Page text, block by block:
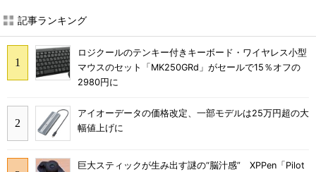
記事ランキング
ロジクールのテンキー付きキーボード・ワイヤレス小型
マウスのセット「MK250GRd」がセールで15％オフの
2980円に
アイオーデータの価格改定、一部モデルは25万円超の大
幅値上げに
巨大スティックが生み出す謎の“脳汁感” XPPen「Pilot